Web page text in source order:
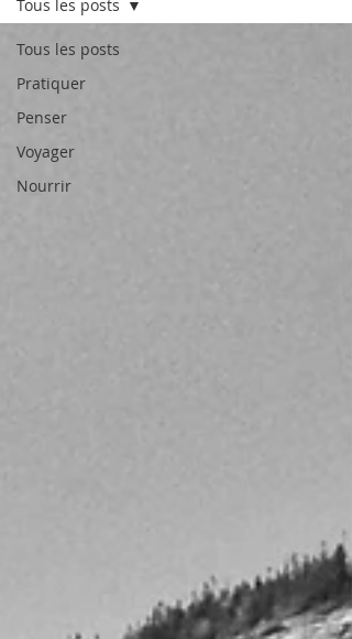
Tous les posts
Pratiquer
Penser
Voyager
Nourrir
Tous les posts